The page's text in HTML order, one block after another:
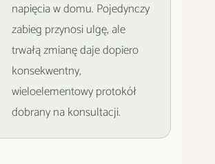
napięcia w domu. Pojedynczy
zabieg przynosi ulgę, ale
trwałą zmianę daje dopiero
konsekwentny,
wieloelementowy protokół
dobrany na konsultacji.